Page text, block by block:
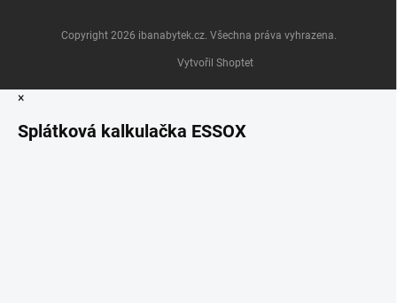
Vytvořil Shoptet
Copyright 2026 ibanabytek.cz. Všechna práva vyhrazena.
×
Splátková kalkulačka ESSOX